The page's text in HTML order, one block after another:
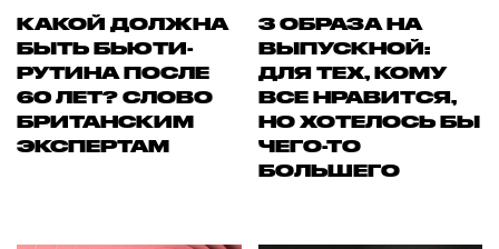
КАКОЙ ДОЛЖНА
БЫТЬ БЬЮТИ-
РУТИНА ПОСЛЕ
60 ЛЕТ? СЛОВО
БРИТАНСКИМ
ЭКСПЕРТАМ
3 ОБРАЗА НА
ВЫПУСКНОЙ:
ДЛЯ ТЕХ, КОМУ
ВСЕ НРАВИТСЯ,
НО ХОТЕЛОСЬ БЫ
ЧЕГО-ТО
БОЛЬШЕГО